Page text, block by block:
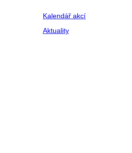
Kalendář akcí
Aktuality